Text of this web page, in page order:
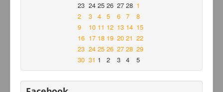
23 24 25 26 27 28 1
2
3 4 5 6 7
8
9
10 11 12 13 14 15
16 17 18 19 20 21 22
23 24 25 26 27 28 29
30 31 1 2 3 4 5